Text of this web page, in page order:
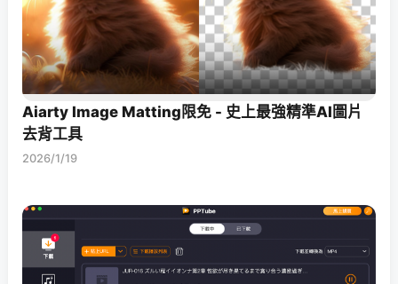
Aiarty Image Matting限免 - 史上最強精準AI圖片
去背工具
2026/1/19